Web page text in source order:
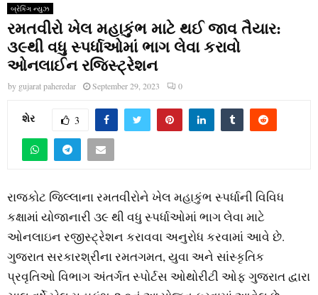
બ્રેકિંગ ન્યુઝ
રમતવીરો ખેલ મહાકુંભ માટે થઈ જાવ તૈયાર:
૩૯થી વધુ સ્પર્ધાઓમાં ભાગ લેવા કરાવો
ઓનલાઈન રજિસ્ટ્રેશન
by gujarat paheredar September 29, 2023 0
શેર 3
રાજકોટ જિલ્લાના રમતવીરોને ખેલ મહાકુંભ સ્પર્ધાની વિવિધ
કક્ષામાં યોજાનારી ૩૯ થી વધુ સ્પર્ધાઓમાં ભાગ લેવા માટે
ઓનલાઇન રજીસ્ટ્રેશન કરાવવા અનુરોધ કરવામાં આવે છે.
ગુજરાત સરકારશ્રીના રમતગમત, યુવા અને સાંસ્કૃતિક
પ્રવૃતિઓ વિભાગ અંતર્ગત સ્પોર્ટસ ઓથોરીટી ઓફ ગુજરાત દ્વારા